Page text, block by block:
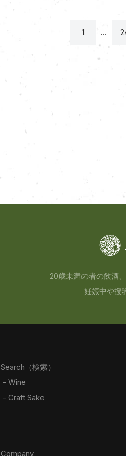
1 …
20歳未満の者の飲酒
妊娠中や授
Search（検索）
- Wine
- Craft Sake
Company